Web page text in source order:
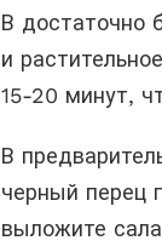
В достаточно
и
15-20 минут,
В
черный перец
выложите